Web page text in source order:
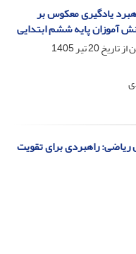
یادگیری معکوس بر
آموزان پایه ششم ابتدایی
از تاریخ20 تیر 1405
راهبردی برای تقویت